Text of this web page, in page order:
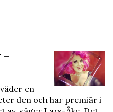
–
en
den och har premiär i